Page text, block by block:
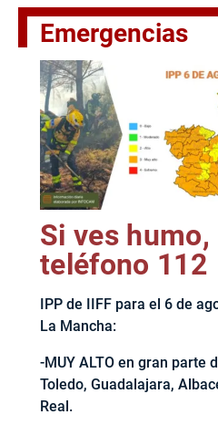
El jefe del Ejecutivo
Emergencias
Si ves
teléfono 112
IPP de IIFF para el 6 de
La Mancha:
-MUY ALTO en gran parte
Toledo, Guadalajara,
Real.